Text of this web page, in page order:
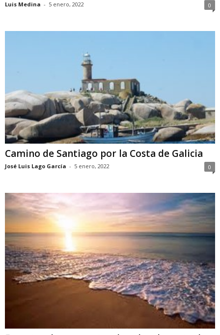
Luis Medina - 5 enero, 2022 0
Camino de Santiago por la Costa de Galicia
José Luis Lago García - 5 enero, 2022 0